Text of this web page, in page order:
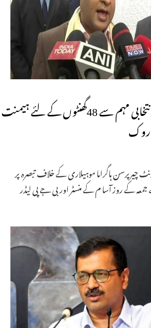
الیکشن کمیشن نے انتخابی مہم سے 48گھنٹوں کے لئے ہیمنت
روک
فرنٹ چیرپرسن ہاگراما موہیلاری کے خلاف تبصرہ پر
کے روز آسا م کے منسٹر اور بی جے پی لیڈر